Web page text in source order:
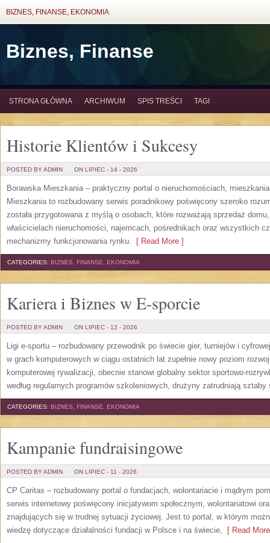
BIZNES, FINANSE, EKONOMIA
Biznes, Finanse
STRONA GŁÓWNA ARCHIWUM SPIS TREŚCI TAGI
Historie Klientów i Sukcesy
POSTED BY ADMIN ON LIPIEC - 14 - 2026
Borawska Mieszkania – praktyczny portal o nieruchomościach,
Mieszkania to rozbudowany serwis poradnikowy poświęcony szeroko
została przygotowana z myślą o osobach, które rozważają sprzedaż
właścicielach nieruchomości, najemcach, pośrednikach oraz wszystkich
mechanizmy funkcjonowania rynku. [ Read More ]
CATEGORIES: BIZNES, FINANSE, EKONOMIA
Kariera i Biznes w E-sporcie
POSTED BY ADMIN ON LIPIEC - 12 - 2026
Ligi e-sportu – rozbudowany przewodnik po świecie gier, turniejów i
w grach komputerowych w ciągu ostatnich lat zupełnie nowy poziom
komputerowej rywalizacji, obecnie stanowi globalny sektor sportowo-
według regularnych programów szkoleniowych, drużyny zatrudniają sztaby
CATEGORIES: BIZNES, FINANSE, EKONOMIA
Kampanie fundraisingowe
POSTED BY ADMIN ON LIPIEC - 11 - 2026
CP Caritas – rozbudowany portal o fundacjach, wolontariacie i mądrym
serwis internetowy poświęcony inicjatywom społecznym, wolontariatowi
znajdujących się w trudnej sytuacji życiowej. Jest to portal, w którym
wiedzę dotyczące działalności fundacji w Polsce i na świecie, [ Read